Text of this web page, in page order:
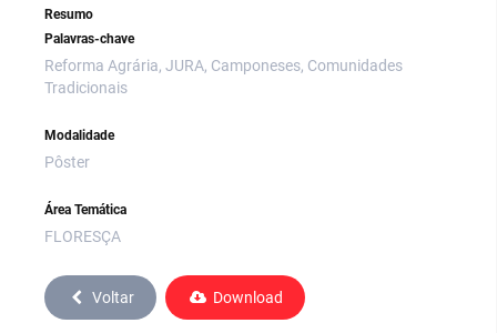
Resumo
Palavras-chave
Reforma Agrária, JURA, Camponeses, Comunidades
Tradicionais
Modalidade
Pôster
Área Temática
FLORESÇA
Voltar Download